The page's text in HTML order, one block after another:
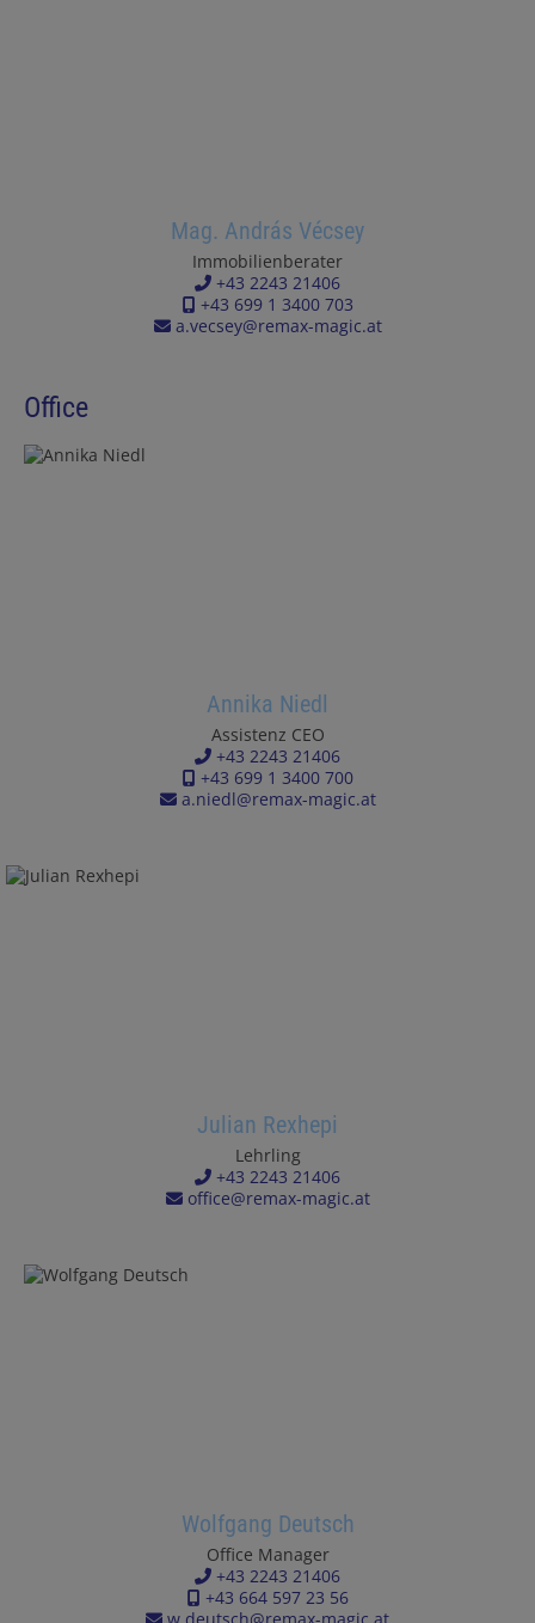
Mag. András Vécsey
Immobilienberater
+43 2243 21406
+43 699 1 3400 703
a.vecsey@remax-magic.at
Office
Annika Niedl
Assistenz CEO
+43 2243 21406
+43 699 1 3400 700
a.niedl@remax-magic.at
Julian Rexhepi
Lehrling
+43 2243 21406
office@remax-magic.at
Wolfgang Deutsch
Office Manager
+43 2243 21406
+43 664 597 23 56